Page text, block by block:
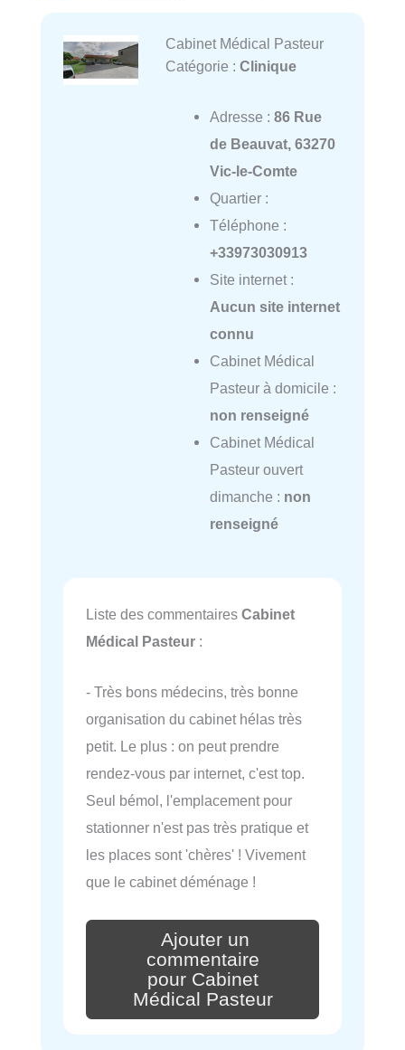
Cabinet Médical Pasteur
Catégorie : Clinique
Adresse : 86 Rue
de Beauvat, 63270
Vic-le-Comte
Quartier :
Téléphone :
+33973030913
Site internet :
Aucun site internet
connu
Cabinet Médical
Pasteur à domicile :
non renseigné
Cabinet Médical
Pasteur ouvert
dimanche : non
renseigné
Liste des commentaires Cabinet
Médical Pasteur :
- Très bons médecins, très bonne
organisation du cabinet hélas très
petit. Le plus : on peut prendre
rendez-vous par internet, c'est top.
Seul bémol, l'emplacement pour
stationner n'est pas très pratique et
les places sont 'chères' ! Vivement
que le cabinet déménage !
Ajouter un
commentaire
pour Cabinet
Médical Pasteur